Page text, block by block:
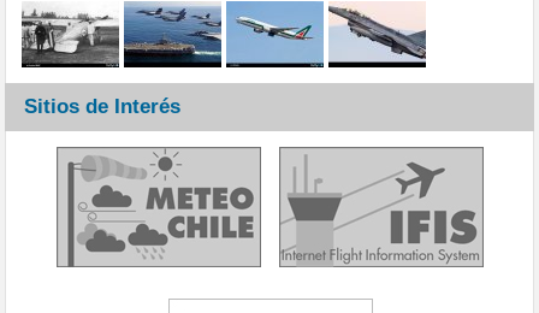
Sitios de Interés